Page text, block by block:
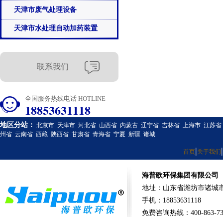
天津市废气处理设备
天津市水处理自动加药装置
联系我们
全国服务热线电话 HOTLINE
18853631118
地区分站： 北京市 天津市 河北省 山西省 内蒙古 辽宁省 吉林省 上海市 江苏省
州省 云南省 西藏 陕西省 甘肃省 青海省 宁夏 新疆 诸城
首页|关于我们|
海普欧环保集团有限公司
地址：山东省潍坊市诸城
手机：18853631118
免费咨询热线：400-863-